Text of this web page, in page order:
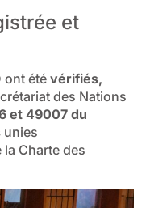
et
ont étévérifiés,
des Nations
et 49007 du
unies
Charte des